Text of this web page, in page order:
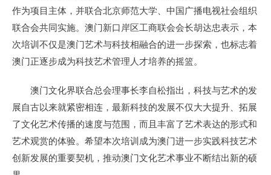
作为项目主体，并联合北京师范大学、中国广播电视社会组织
联合会共同实施。澳门新口岸区工商联会会长胡达忠表示，本
次培训不仅是澳门艺术与科技相融合的进一步探索，也标志着
澳门正逐步成为科技艺术管理人才培养的摇篮。
澳门文化界联合总会理事长李自松指出，科技与艺术的发
展自古以来就紧密相连，最新科技的发展不仅大大提升、拓展
了文化艺术传播的速度与范围，而且丰富了艺术表达的形式和
艺术观赏的体验。希望本次培训成为澳门进一步实践科技艺术
创新发展的重要契机，推动澳门文化艺术事业不断结出新的硕